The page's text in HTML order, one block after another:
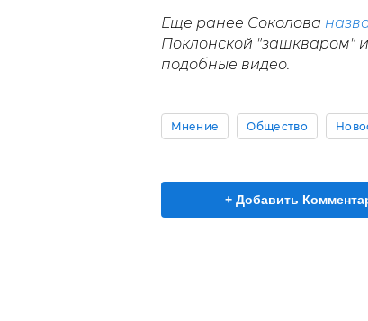
Еще ранее Соколова
Поклонской "зашкваром"
подобные видео.
Мнение Общество
+ Добавить